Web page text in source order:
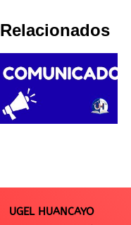
Relacionados
UGEL HUANCAYO